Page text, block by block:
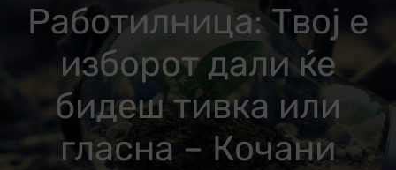
Работилница: Твој е
изборот дали ќе
бидеш тивка или
гласна – Кочани